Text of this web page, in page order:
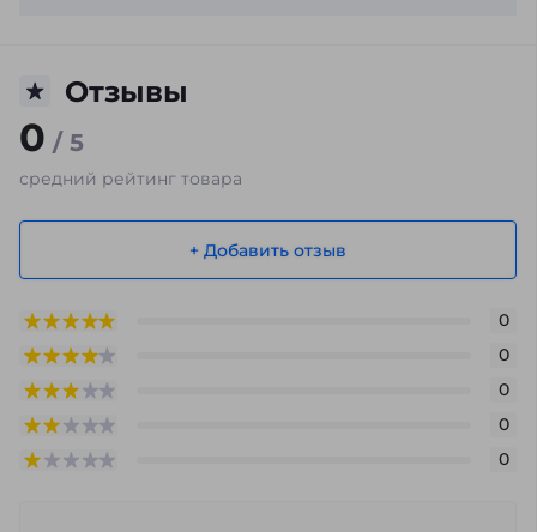
Отзывы
0 / 5
средний рейтинг товара
+ Добавить отзыв
0
0
0
0
0